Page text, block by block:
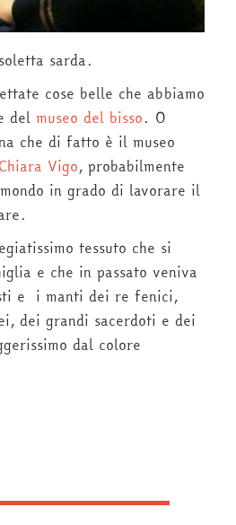
sarda.
cose belle che abbiamo
del museo del bisso. O
che di fatto è il museo
Chiara Vigo, probabilmente
in grado di lavorare il
tessuto che si
e che in passato veniva
e i manti dei re fenici,
dei grandi sacerdoti e dei
dal colore